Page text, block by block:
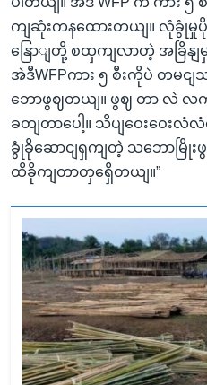
ကျဆုံးကနထေားတယျ။ လုံခွုံမှု
နြောျတို့ စထှကျလာတဲ့ အခြိနျမှ
အဲဒီWFPကား ၅ စီးကိုပဲ တမင
ဘောဖွဈတယျ။ ဖွဈ တာ လဲ လက
ခတျတာပေါ့။ သိပျဝေးဝေး
ခွုံခိုဆောငျရှကျတဲ့ သဘောမြိုးဖွ
ထိခိုကျတာတှရှေိတယျ။”